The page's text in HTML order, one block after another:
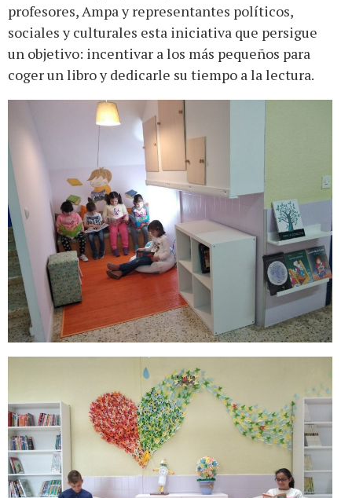
profesores, Ampa y representantes políticos,
sociales y culturales esta iniciativa que persigue
un objetivo: incentivar a los más pequeños para
coger un libro y dedicarle su tiempo a la lectura.